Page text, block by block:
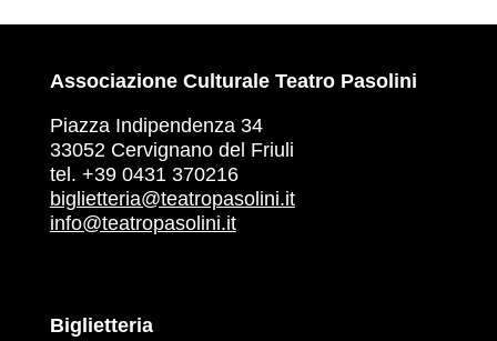
Associazione Culturale Teatro Pasolini
Piazza Indipendenza 34
33052 Cervignano del Friuli
tel. +39 0431 370216
biglietteria@teatropasolini.it
info@teatropasolini.it
Biglietteria